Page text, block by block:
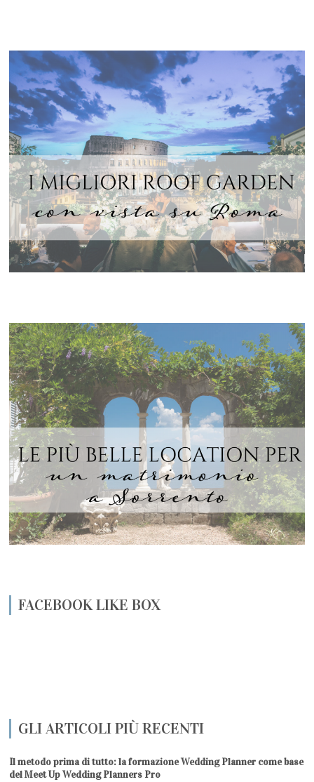
FACEBOOK LIKE BOX
GLI ARTICOLI PIÙ RECENTI
Il metodo prima di tutto: la formazione Wedding Planner come base
del Meet Up Wedding Planners Pro